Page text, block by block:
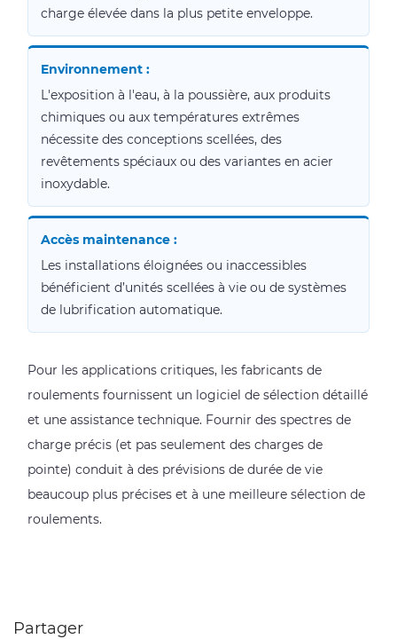
charge élevée dans la plus petite enveloppe.
Environnement :
L'exposition à l'eau, à la poussière, aux produits
chimiques ou aux températures extrêmes
nécessite des conceptions scellées, des
revêtements spéciaux ou des variantes en acier
inoxydable.
Accès maintenance :
Les installations éloignées ou inaccessibles
bénéficient d’unités scellées à vie ou de systèmes
de lubrification automatique.
Pour les applications critiques, les fabricants de
roulements fournissent un logiciel de sélection détaillé
et une assistance technique. Fournir des spectres de
charge précis (et pas seulement des charges de
pointe) conduit à des prévisions de durée de vie
beaucoup plus précises et à une meilleure sélection de
roulements.
Partager